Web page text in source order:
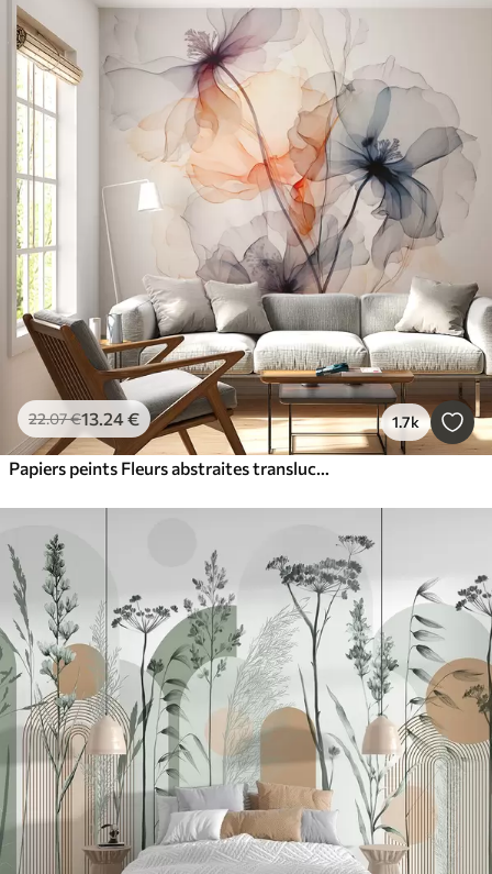
22.07€13.24€ 1.7k
Papiers peints Fleurs abstraites translucides aquarelle liquide